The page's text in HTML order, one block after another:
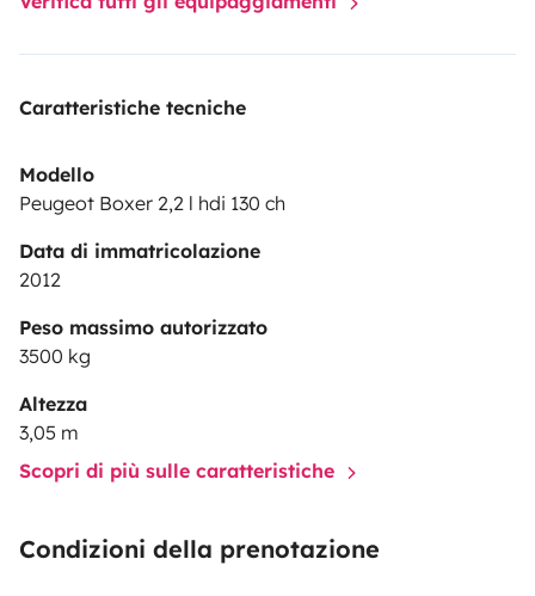
Caratteristiche tecniche
Modello
Peugeot Boxer 2,2 l hdi 130 ch
Data di immatricolazione
2012
Peso massimo autorizzato
3500 kg
Altezza
3,05 m
Scopri di più sulle caratteristiche
Condizioni della prenotazione